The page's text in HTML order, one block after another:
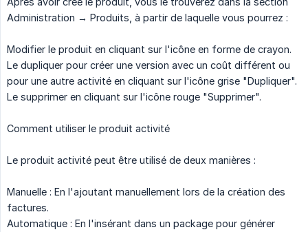
Administration → Produits, à partir de laquelle vous pourrez :
Modifier le produit en cliquant sur l'icône en forme de crayon.
Le dupliquer pour créer une version avec un coût différent ou
pour une autre activité en cliquant sur l'icône grise "Dupliquer".
Le supprimer en cliquant sur l'icône rouge "Supprimer".
Comment utiliser le produit activité
Le produit activité peut être utilisé de deux manières :
Manuelle : En l'ajoutant manuellement lors de la création des
factures.
Automatique : En l'insérant dans un package pour générer